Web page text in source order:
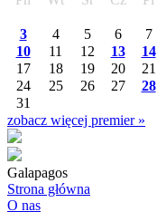
3
4 5 6 7
10
11 12 13 14
17
18 19 20 21
24
25 26 27 28
31
zobacz więcej premier »
Galapagos
Strona główna
O nas